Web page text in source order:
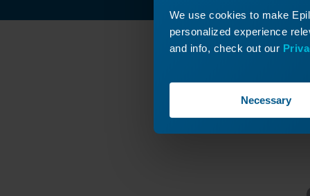
We use cookies to make
personalized experience
and info, check out our
Necessary